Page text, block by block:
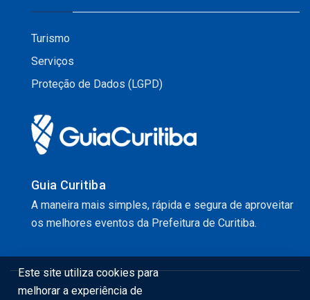
Este site utiliza cookies para
melhorar a experiência de
Turismo
Serviços
Proteção de Dados (LGPD)
Guia Curitiba
A maneira mais simples, rápida e segura de aproveitar
os melhores eventos da Prefeitura de Curitiba.